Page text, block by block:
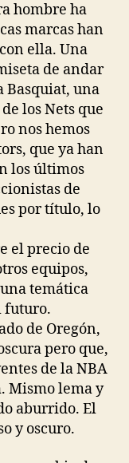
hombre ha
marcas han
ella. Una
de andar
Basquiat, una
los Nets que
nos hemos
que ya han
los últimos
de
por título, lo
el precio de
equipos,
temática
futuro.
de Oregón,
pero que,
de la NBA
Mismo lema y
aburrido. El
y oscuro.